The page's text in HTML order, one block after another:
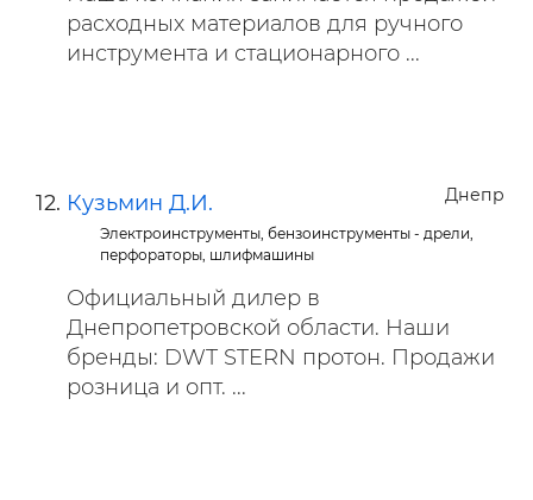
расходных материалов для ручного
инструмента и стационарного ...
Днепр
Кузьмин Д.И.
Электроинструменты, бензоинструменты - дрели,
перфораторы, шлифмашины
Официальный дилер в
Днепропетровской области. Наши
бренды: DWT STERN протон. Продажи
розница и опт. ...